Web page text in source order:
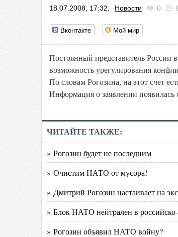
18.07.2008, 17:32, Новости 0
Вконтакте Мой мир
Постоянный представитель России
возможность урегулирования
По словам Рогозина, на этот счет
Информация о заявлении
ЧИТАЙТЕ ТАКЖЕ:
» Рогозин будет не последним
» Очистим НАТО от мусора!
» Дмитрий Рогозин настаивает на
» Блок НАТО нейтрален в
» Рогозин объявил НАТО войну?